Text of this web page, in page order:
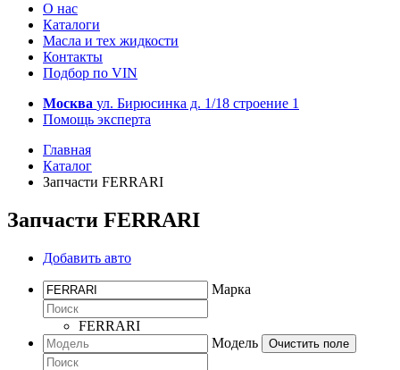
О нас
Каталоги
Масла и тех жидкости
Контакты
Подбор по VIN
Москва ул. Бирюсинка д. 1/18 строение 1
Помощь эксперта
Главная
Каталог
Запчасти FERRARI
Запчасти FERRARI
Добавить авто
Марка
FERRARI
Модель
Очистить поле